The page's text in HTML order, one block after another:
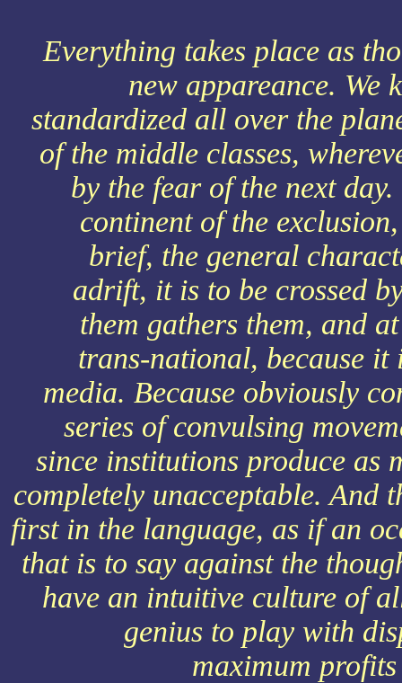
Everything takes place as
new appareance. We
standardized all over the
of the middle classes,
by the fear of the next
continent of the
brief, the general
adrift, it is to be crossed
them gathers them, and
trans-national, because
media. Because obviously
series of convulsing
since institutions produce as
completely unacceptable. And
first in the language, as if an
that is to say against the
have an intuitive culture of
genius to play with
maximum